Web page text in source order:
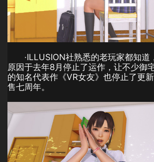
·ILLUSION社熟悉的老玩家都知道
原因于去年8月停止了运作，让不少御
的知名代表作《VR女友》也停止了更
售七周年。